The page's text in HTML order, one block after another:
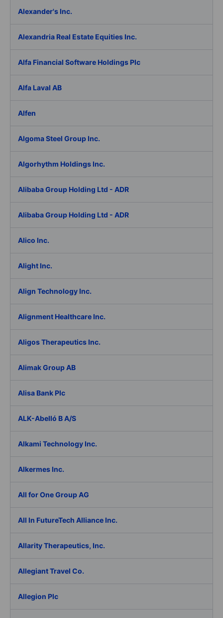
Alexander's Inc.
Alexandria Real Estate Equities Inc.
Alfa Financial Software Holdings Plc
Alfa Laval AB
Alfen
Algoma Steel Group Inc.
Algorhythm Holdings Inc.
Alibaba Group Holding Ltd - ADR
Alibaba Group Holding Ltd - ADR
Alico Inc.
Alight Inc.
Align Technology Inc.
Alignment Healthcare Inc.
Aligos Therapeutics Inc.
Alimak Group AB
Alisa Bank Plc
ALK-Abelló B A/S
Alkami Technology Inc.
Alkermes Inc.
All for One Group AG
All In FutureTech Alliance Inc.
Allarity Therapeutics, Inc.
Allegiant Travel Co.
Allegion Plc